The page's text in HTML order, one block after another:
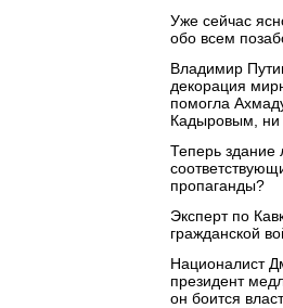
Уже сейчас
обо всем
Владимир
декорация
помогла
Кадыровым, ни
Теперь здание
пропаганды?
Эксперт по
гражданской
Националист
президент
он боится